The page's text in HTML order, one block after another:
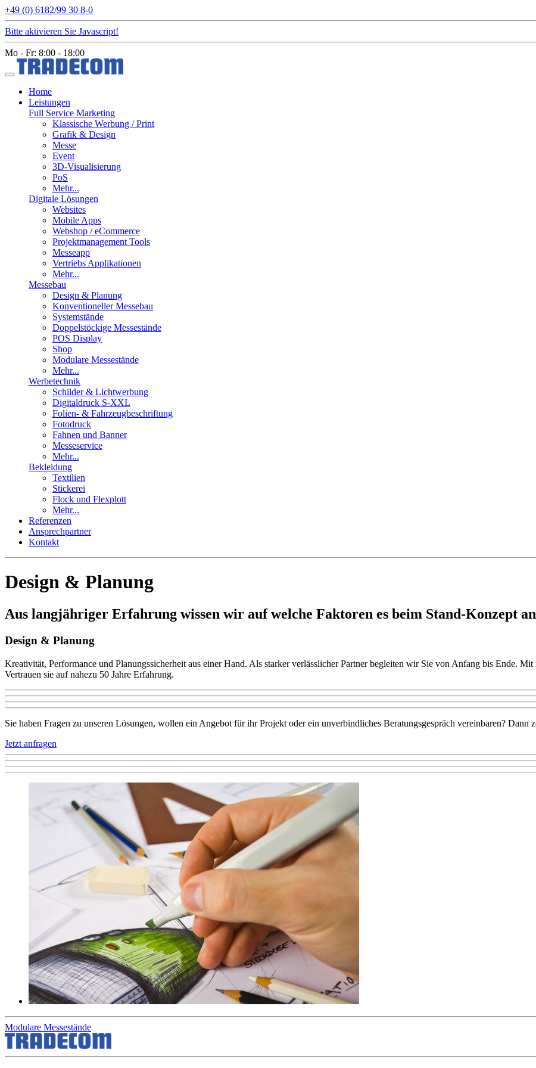
+49 (0) 6182/99 30 8-0
Bitte aktivieren Sie Javascript!
Mo - Fr: 8:00 - 18:00
Home
Leistungen
Full Service Marketing
Klassische Werbung / Print
Grafik & Design
Messe
Event
3D-Visualisierung
PoS
Mehr...
Digitale Lösungen
Websites
Mobile Apps
Webshop / eCommerce
Projektmanagement Tools
Messeapp
Vertriebs Applikationen
Mehr...
Messebau
Design & Planung
Konventioneller Messebau
Systemstände
Doppelstöckige Messestände
POS Display
Shop
Modulare Messestände
Mehr...
Werbetechnik
Schilder & Lichtwerbung
Digitaldruck S-XXL
Folien- & Fahrzeugbeschriftung
Fotodruck
Fahnen und Banner
Messeservice
Mehr...
Bekleidung
Textilien
Stickerei
Flock und Flexplott
Mehr...
Referenzen
Ansprechpartner
Kontakt
Design & Planung
Aus langjähriger Erfahrung wissen wir auf welche Faktoren es beim Stand-Konzept
Design & Planung
Kreativität, Performance und Planungssicherheit aus einer Hand. Als starker verlässlicher Partner begleiten wir Sie von Anfang bis Ende.
Vertrauen sie auf nahezu 50 Jahre Erfahrung.
Sie haben Fragen zu unseren Lösungen, wollen ein Angebot für ihr Projekt oder ein unverbindliches Beratungsgespräch vereinbaren? Dann
Jetzt anfragen
Modulare Messestände